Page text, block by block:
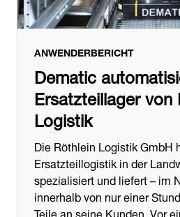
ANWENDERBERICHT
Dematic
Ersatzteillager von
Logistik
Die Röthlein Logistik GmbH
Ersatzteillogistik in der
spezialisiert und liefert – im
innerhalb von nur einer
Teile an seine Kunden. Vor